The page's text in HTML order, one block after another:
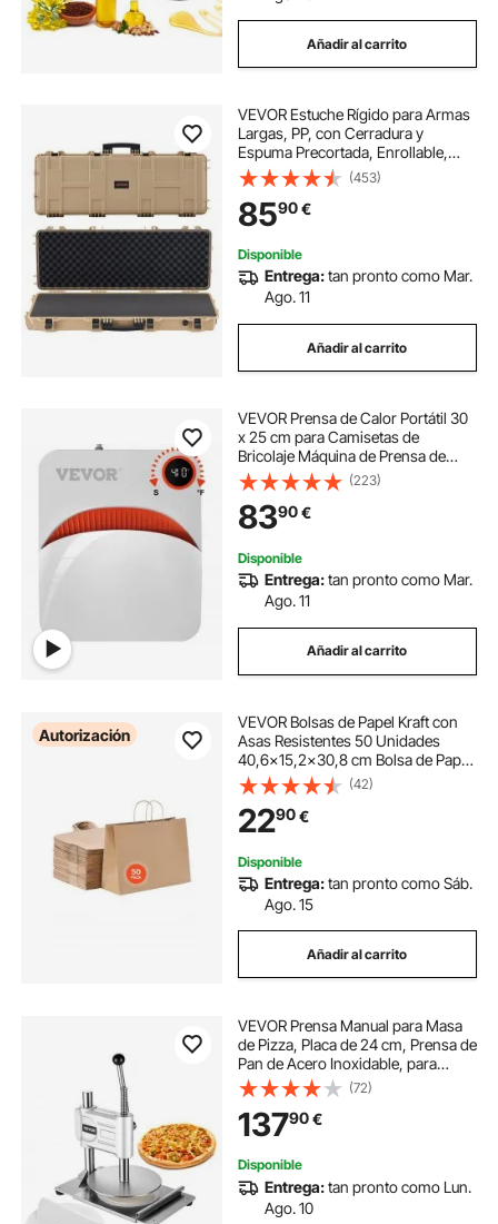
Añadir al carrito
VEVOR Estuche Rígido para Armas
Largas, PP, con Cerradura y
Espuma Precortada, Enrollable,
Resistente al Agua IP67, 109 x 41 x
15,5 cm, Color Caqui, para Viajar en
Medios de Transporte Público
(453)
8590€
Disponible
Entrega:tan pronto como Mar.
Ago. 11
Añadir al carrito
VEVOR Prensa de Calor Portátil 30
x 25 cm para Camisetas de
Bricolaje Máquina de Prensa de
Calor 750W Prensa de
Transferencia Temperatura 40-205
°C Prensa de Calor de Uso
Doméstico Bricolaje
(223)
8390€
Disponible
Entrega:tan pronto como Mar.
Ago. 11
Añadir al carrito
Autorización
VEVOR Bolsas de Papel Kraft con
Asas Resistentes 50 Unidades
40,6x15,2x30,8 cm Bolsa de Papel
para Compras Duradera Bolsitas
Artesanales de DIY para
Cumpleaños, Bodas, Embalaje,
Regalos, Marrón
(42)
2290€
Disponible
Entrega:tan pronto como Sáb.
Ago. 15
Añadir al carrito
VEVOR Prensa Manual para Masa
de Pizza, Placa de 24 cm, Prensa de
Pan de Acero Inoxidable, para
Hacer Chapatis, Formadora con
Asa y 100 Hojas de Papel
Pergamino, 400 x 245 x 360 mm,
Color Plata
(72)
13790€
Disponible
Entrega:tan pronto como Lun.
Ago. 10